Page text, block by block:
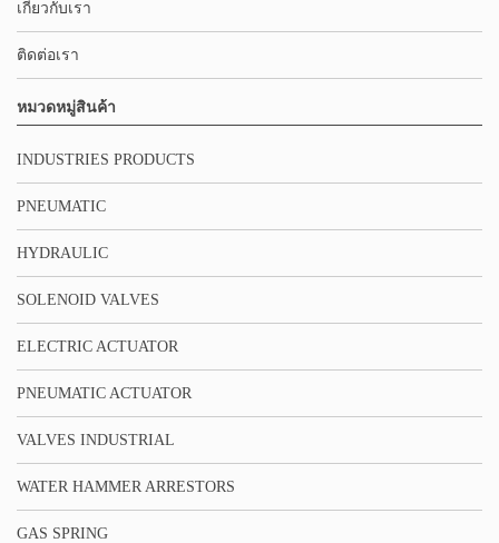
เกี่ยวกับเรา
ติดต่อเรา
หมวดหมู่สินค้า
INDUSTRIES PRODUCTS
PNEUMATIC
HYDRAULIC
SOLENOID VALVES
ELECTRIC ACTUATOR
PNEUMATIC ACTUATOR
VALVES INDUSTRIAL
WATER HAMMER ARRESTORS
GAS SPRING